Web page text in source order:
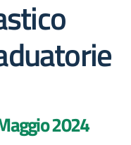
2024